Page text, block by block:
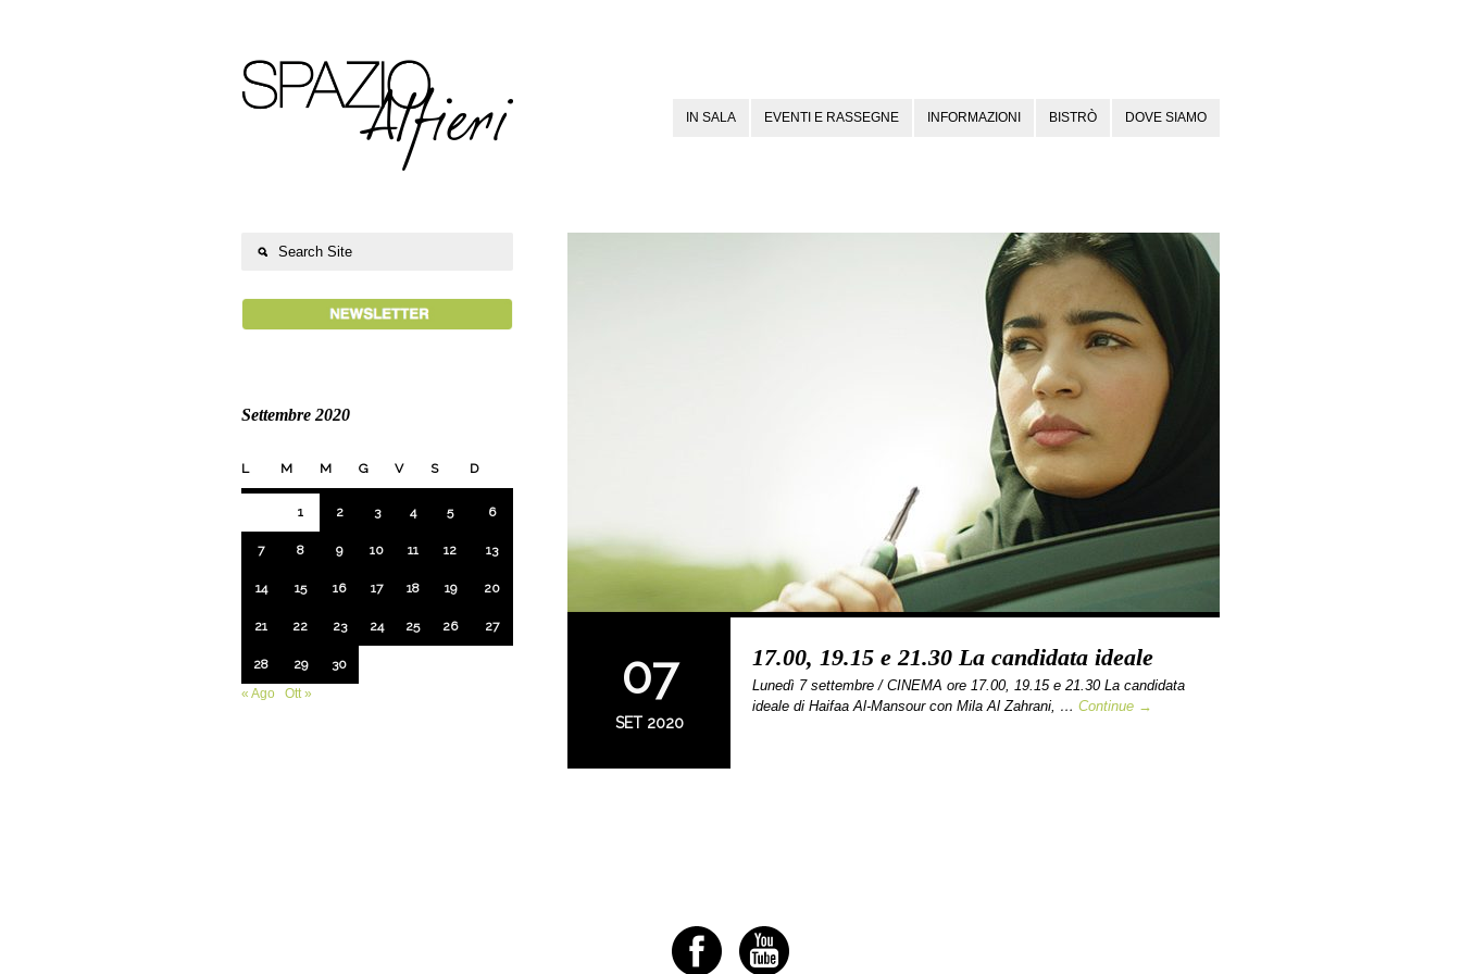
IN SALA EVENTI E RASSEGNE INFORMAZIONI BISTRÒ DOVE SIAMO
07
SET 2020
17.00, 19.15 e 21.30 La candidata ideale
Lunedì 7 settembre / CINEMA ore 17.00, 19.15 e 21.30 La candidata
ideale di Haifaa Al-Mansour con Mila Al Zahrani, … Continue →
Settembre 2020
L M M G V S D
1 2 3 4 5 6
7 8 9 10 11 12 13
14 15 16 17 18 19 20
21 22 23 24 25 26 27
28 29
30
« Ago
Ott »